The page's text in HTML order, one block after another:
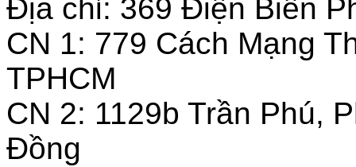
Địa chỉ: 369 Điện Biên
CN 1: 779 Cách Mạng
TPHCM
CN 2: 1129b Trần Phú,
Đồng